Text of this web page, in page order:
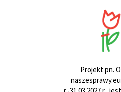
Projekt pn.